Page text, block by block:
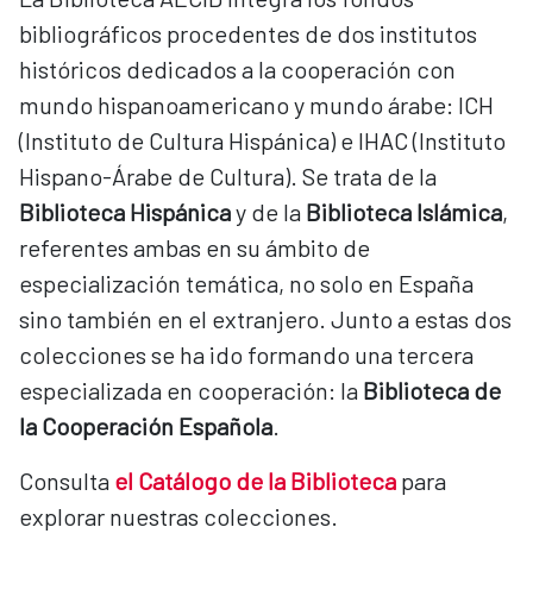
bibliográficos procedentes de dos institutos
históricos dedicados a la cooperación con
mundo hispanoamericano y mundo árabe: ICH
(Instituto de Cultura Hispánica) e IHAC (Instituto
Hispano-Árabe de Cultura). Se trata de la
Biblioteca Hispánicay de la Biblioteca Islámica,
referentes ambas en su ámbito de
especialización temática, no solo en España
sino también en el extranjero. Junto a estas dos
colecciones se ha ido formando una tercera
especializada en cooperación: la Biblioteca de
la Cooperación Española.
Consulta el Catálogo de la Biblioteca para
explorar nuestras colecciones.